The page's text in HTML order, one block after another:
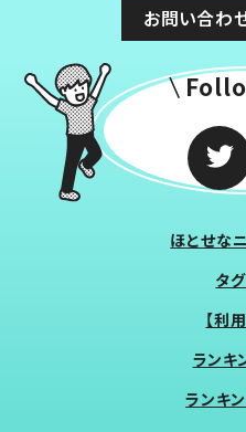
お問い合わ
ほとせな
タ
【利
ランキ
ランキ